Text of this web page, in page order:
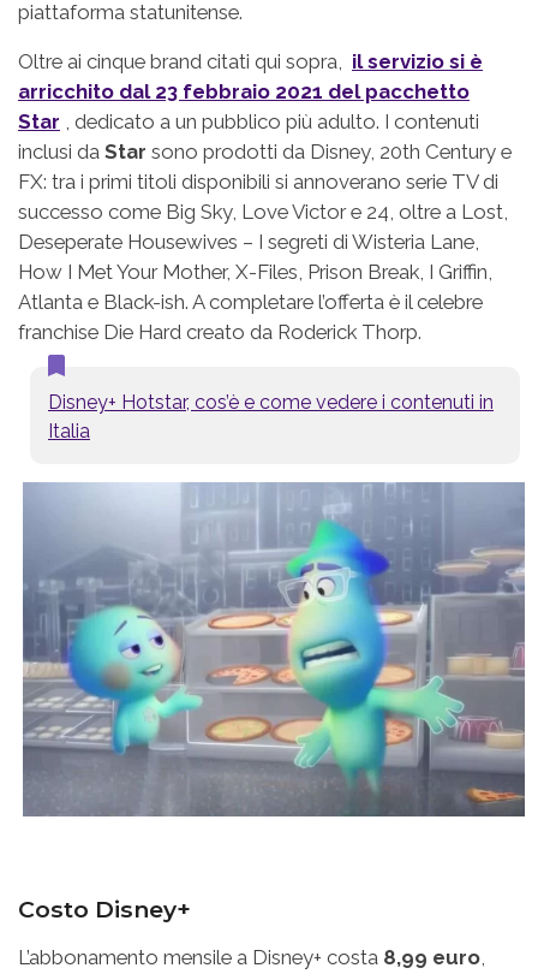
piattaforma statunitense.
Oltre ai cinque brand citati qui sopra,
il servizio si è
arricchito dal 23 febbraio 2021 del pacchetto
Star
, dedicato a un pubblico più adulto. I contenuti
inclusi da Star sono prodotti da Disney, 20th Century e
FX: tra i primi titoli disponibili si annoverano serie TV di
successo come Big Sky, Love Victor e 24, oltre a Lost,
Deseperate Housewives – I segreti di Wisteria Lane,
How I Met Your Mother, X-Files, Prison Break, I Griffin,
Atlanta e Black-ish. A completare l’offerta è il celebre
franchise Die Hard creato da Roderick Thorp.
Disney+ Hotstar, cos’è e come vedere i contenuti in
Italia
Costo Disney+
L’abbonamento mensile a Disney+ costa 8,99 euro,